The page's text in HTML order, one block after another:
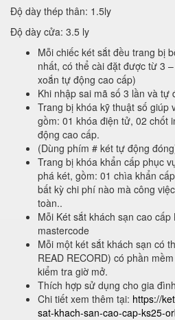
Độ dày thép thân: 1.5ly
Độ dày cửa: 3.5 ly
Mỗi chiếc két sắt đều trang bị
nhất, có thể cài đặt được từ 3
xoắn tự động cao cấp)
Khi nhập sai mã số 3 lần và tự
Trang bị khóa kỹ thuật số giúp
gồm: 01 khóa điện tử, 02 chốt
động cao cấp.
(Dùng phím # két tự động
Trang bị khóa khẩn cấp phục
phá két, gồm: 01 chìa khẩn
bất kỳ chi phí nào mà công
toàn..
Mỗi Két sắt khách sạn cao
mastercode
Mỗi một két sắt khách sạn có
READ RECORD) có phần
kiểm tra giờ mở.
Thích hợp sử dụng cho gia
Chi tiết xem thêm tại: https://
sat-khach-san-cao-cap-ks25-